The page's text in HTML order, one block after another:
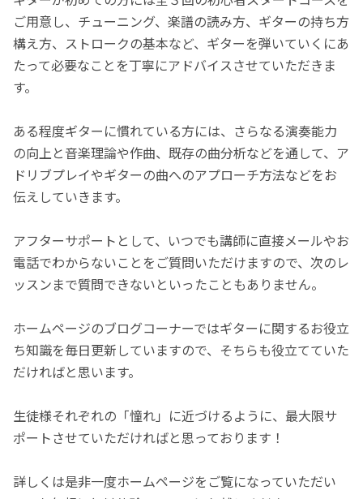
ご用意し、チューニング、楽譜の読み方、ギターの持ち方
構え方、ストロークの基本など、ギターを弾いていくにあ
たって必要なことを丁寧にアドバイスさせていただきま
す。
ある程度ギターに慣れている方には、さらなる演奏能力
の向上と音楽理論や作曲、既存の曲分析などを通して、ア
ドリブプレイやギターの曲へのアプローチ方法などをお
伝えしていきます。
アフターサポートとして、いつでも講師に直接メールやお
電話でわからないことをご質問いただけますので、次のレ
ッスンまで質問できないといったこともありません。
ホームページのブログコーナーではギターに関するお役立
ち知識を毎日更新していますので、そちらも役立てていた
だければと思います。
生徒様それぞれの「憧れ」に近づけるように、最大限サ
ポートさせていただければと思っております！
詳しくは是非一度ホームページをご覧になっていただい